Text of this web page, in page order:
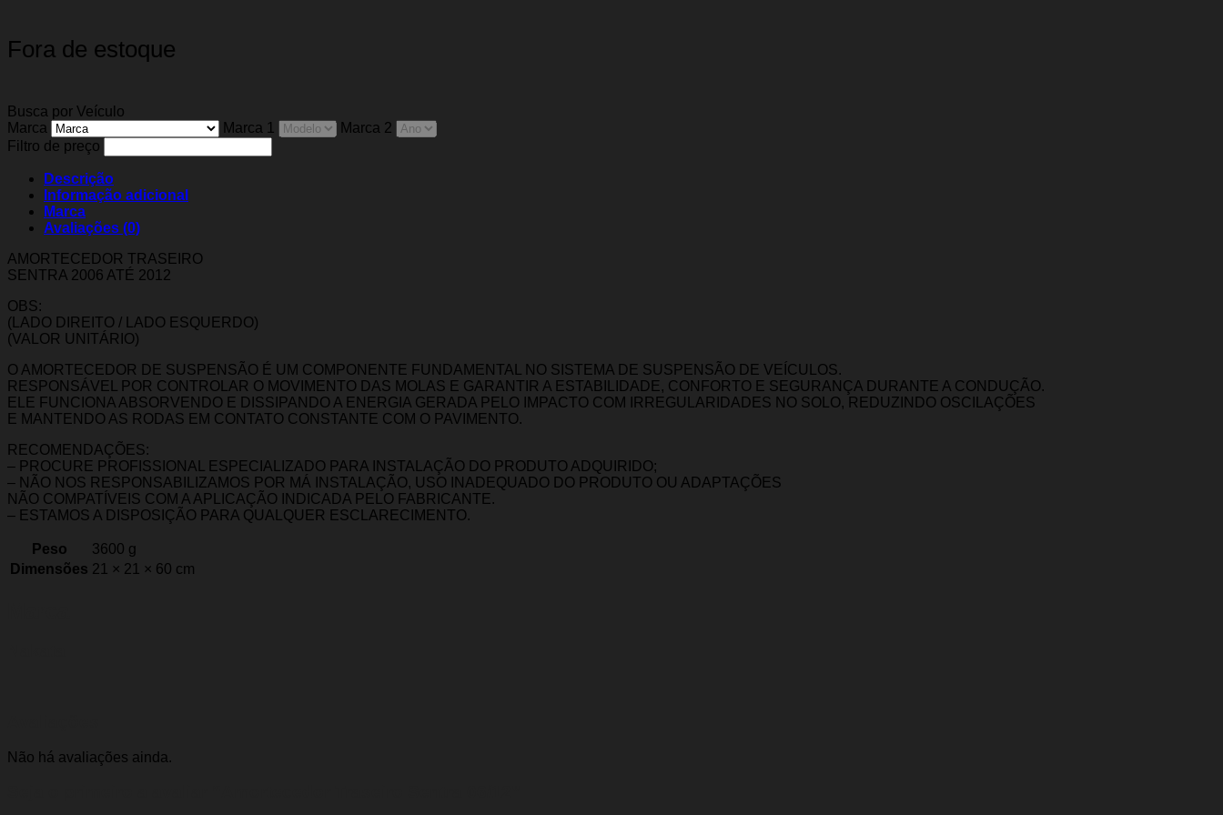
Fora de estoque
Busca por Veículo
Marca
Marca 1
Marca 2
Filtro de preço
Descrição
Informação adicional
Marca
Avaliações (0)
AMORTECEDOR TRASEIRO
SENTRA 2006 ATÉ 2012
OBS:
(LADO DIREITO / LADO ESQUERDO)
(VALOR UNITÁRIO)
O AMORTECEDOR DE SUSPENSÃO É UM COMPONENTE FUNDAMENTAL NO SISTEMA DE SUSPENSÃO DE VEÍCULOS.
RESPONSÁVEL POR CONTROLAR O MOVIMENTO DAS MOLAS E GARANTIR A ESTABILIDADE, CONFORTO E SEGURANÇA DURANTE A CONDUÇÃO.
ELE FUNCIONA ABSORVENDO E DISSIPANDO A ENERGIA GERADA PELO IMPACTO COM IRREGULARIDADES NO SOLO, REDUZINDO OSCILAÇÕES
E MANTENDO AS RODAS EM CONTATO CONSTANTE COM O PAVIMENTO.
RECOMENDAÇÕES:
– PROCURE PROFISSIONAL ESPECIALIZADO PARA INSTALAÇÃO DO PRODUTO ADQUIRIDO;
– NÃO NOS RESPONSABILIZAMOS POR MÁ INSTALAÇÃO, USO INADEQUADO DO PRODUTO OU ADAPTAÇÕES
NÃO COMPATÍVEIS COM A APLICAÇÃO INDICADA PELO FABRICANTE.
– ESTAMOS A DISPOSIÇÃO PARA QUALQUER ESCLARECIMENTO.
Peso
3600 g
Dimensões 21 × 21 × 60 cm
Não há avaliações ainda.